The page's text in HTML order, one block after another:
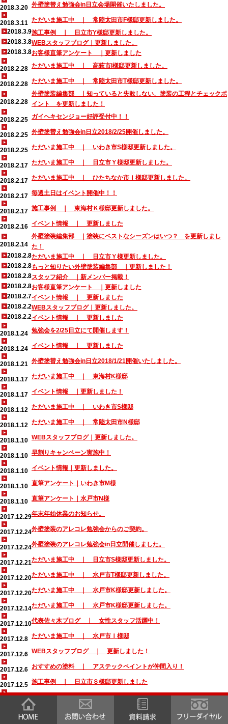
2018.3.20 外壁塗替え勉強会in日立会場開催いたしました。
2018.3.11 ただいま施工中 ｜ 常陸太田市F様邸更新しました。
2018.3.9施工事例 ｜ 日立市Y様邸更新しました。
2018.3.8WEBスタッフブログ｜更新しました。
2018.3.8お客様直筆アンケート ｜更新しました
2018.2.28 ただいま施工中 ｜ 高萩市I様邸更新しました。
2018.2.28 ただいま施工中 ｜ 常陸太田市T様邸更新しました。
2018.2.28
外壁塗装編集部 ｜知っていると失敗しない、塗装の工程とチェックポ
イント を更新しました！
2018.2.25 ガイヘキセンジョー好評受付中！！
2018.2.25 外壁塗替え勉強会in日立2018/2/25開催しました。
2018.2.25 ただいま施工中 ｜ いわき市S様邸更新しました。
2018.2.17 ただいま施工中 ｜ 日立市Ｙ様邸更新しました。
2018.2.17 ただいま施工中 ｜ ひたちなか市Ｉ様邸更新しました。
2018.2.17 毎週土日はイベント開催中！！
2018.2.17 施工事例 ｜ 東海村Ｋ様邸更新しました。
2018.2.16 イベント情報 ｜ 更新しました
2018.2.14
外壁塗装編集部 ｜塗装にベストなシーズンはいつ？ を更新しまし
た！
2018.2.8ただいま施工中 ｜ 日立市Ｙ様更新しました。
2018.2.8もっと知りたい外壁塗装編集部 ｜更新しました！
2018.2.8スタッフ紹介 ｜新メンバー掲載！
2018.2.8お客様直筆アンケート ｜更新しました
2018.2.7イベント情報 ｜ 更新しました
2018.2.2WEBスタッフブログ｜更新しました。
2018.2.2イベント情報 ｜ 更新しました
2018.1.24 勉強会を2/25日立にて開催します！
2018.1.24 イベント情報 ｜ 更新しました
2018.1.21 外壁塗替え勉強会in日立2018/1/21開催いたしました。
2018.1.17 ただいま施工中 ｜ 東海村K様邸
2018.1.17 イベント情報 ｜更新しました！
2018.1.12 ただいま施工中 ｜ いわき市S様邸
2018.1.12 ただいま施工中 ｜ 常陸太田市N様邸
2018.1.10 WEBスタッフブログ｜更新しました。
2018.1.10 早割りキャンペーン実施中！
2018.1.10 イベント情報｜更新しました。
2018.1.10 直筆アンケート｜いわき市M様
2018.1.10 直筆アンケート｜水戸市N様
2017.12.29年末年始休業のお知らせ。
2017.12.24外壁塗装のアレコレ勉強会からのご契約。
2017.12.24外壁塗装のアレコレ勉強会in日立開催しました。
2017.12.21ただいま施工中 ｜ 日立市S様邸更新しました。
2017.12.20ただいま施工中 ｜ 水戸市T様邸更新しました。
2017.12.20ただいま施工中 ｜ 水戸市K様邸更新しました。
2017.12.14ただいま施工中 ｜ 水戸市K様邸更新しました。
2017.12.10代表佐々木ブログ ｜ 女性スタッフ活躍中！
2017.12.8 ただいま施工中 ｜ 水戸市Ｉ様邸
2017.12.6 WEBスタッフブログ ｜ 更新しました！
2017.12.6 おすすめの塗料 ｜ アステックペイントが仲間入り！
2017.12.5 施工事例 ｜ 日立市Ｓ様邸更新しました
2017.11.29イベント情報 ｜ 更新しました！
2017.11.26
代表佐々木ブログ ｜ 外壁塗装のアレコレ勉強会in日立開催しまし
た。